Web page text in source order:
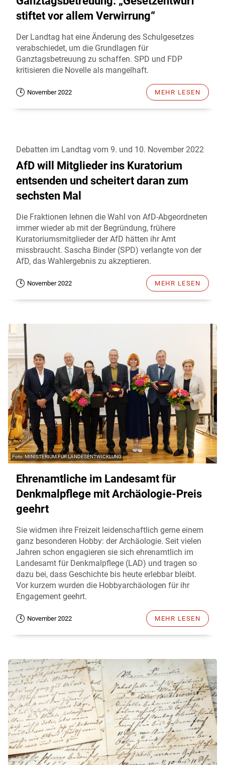
stiftet vor allem Verwirrung“
Der Landtag hat eine Änderung des Schulgesetzes
verabschiedet, um die Grundlagen für
Ganztagsbetreuung zu schaffen. SPD und FDP
kritisieren die Novelle als mangelhaft.
November 2022 MEHR LESEN
Debatten im Landtag vom 9. und 10. November 2022
AfD will Mitglieder ins Kuratorium
entsenden und scheitert daran zum
sechsten Mal
Die Fraktionen lehnen die Wahl von AfD-Abgeordneten
immer wieder ab mit der Begründung, frühere
Kuratoriumsmitglieder der AfD hätten ihr Amt
missbraucht. Sascha Binder (SPD) verlangte von der
AfD, das Wahlergebnis zu akzeptieren.
November 2022 MEHR LESEN
MINISTERIUM FÜR LANDESENTWICKLUNG
Ehrenamtliche im Landesamt für
Denkmalpflege mit Archäologie-Preis
geehrt
Sie widmen ihre Freizeit leidenschaftlich gerne einem
ganz besonderen Hobby: der Archäologie. Seit vielen
Jahren schon engagieren sie sich ehrenamtlich im
Landesamt für Denkmalpflege (LAD) und tragen so
dazu bei, dass Geschichte bis heute erlebbar bleibt.
Vor kurzem wurden die Hobbyarchäologen für ihr
Engagement geehrt.
November 2022 MEHR LESEN